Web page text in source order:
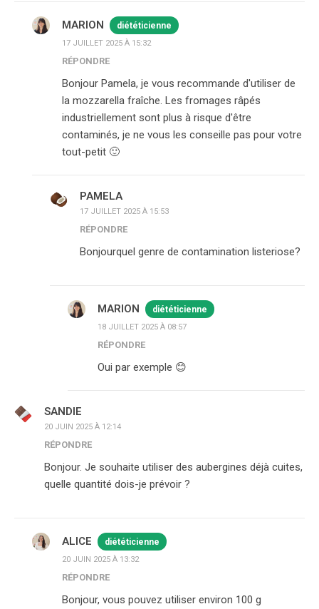
MARION diététicienne
17 JUILLET 2025 À 15:32
RÉPONDRE
Bonjour Pamela, je vous recommande d'utiliser de
la mozzarella fraîche. Les fromages râpés
industriellement sont plus à risque d'être
contaminés, je ne vous les conseille pas pour votre
tout-petit 🙂
PAMELA
17 JUILLET 2025 À 15:53
RÉPONDRE
Bonjourquel genre de contamination listeriose?
MARION diététicienne
18 JUILLET 2025 À 08:57
RÉPONDRE
Oui par exemple 😊
SANDIE
20 JUIN 2025 À 12:14
RÉPONDRE
Bonjour. Je souhaite utiliser des aubergines déjà cuites,
quelle quantité dois-je prévoir ?
ALICE diététicienne
20 JUIN 2025 À 13:32
RÉPONDRE
Bonjour, vous pouvez utiliser environ 100 g